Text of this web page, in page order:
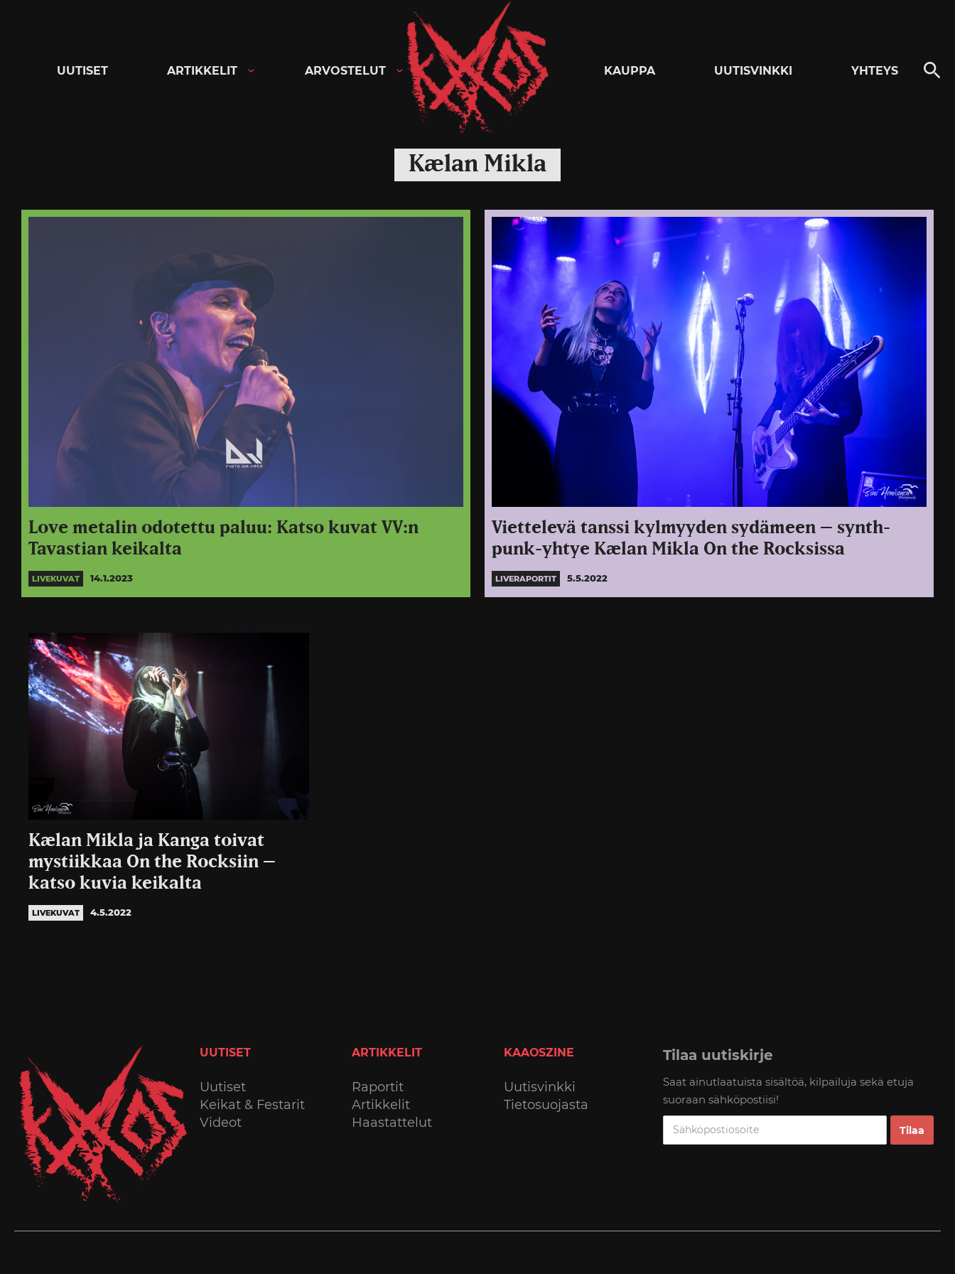
Kaaoszine
UUTISET ARTIKKELIT ARVOSTELUT KAUPPA UUTISVINKKI YHTEYS
Kælan Mikla
Love metalin odotettu paluu: Katso kuvat VV:n
Tavastian keikalta
LIVEKUVAT 14.1.2023
Viettelevä tanssi kylmyyden sydämeen – synth-
punk-yhtye Kælan Mikla On the Rocksissa
LIVERAPORTIT 5.5.2022
Kælan Mikla ja Kanga toivat
mystiikkaa On the Rocksiin –
katso kuvia keikalta
LIVEKUVAT 4.5.2022
UUTISET
Uutiset
Keikat & Festarit
Videot
ARTIKKELIT
Raportit
Artikkelit
Haastattelut
KAAOSZINE
Uutisvinkki
Tietosuojasta
Tilaa uutiskirje
Saat ainutlaatuista sisältöä, kilpailuja sekä etuja
suoraan sähköpostiisi!